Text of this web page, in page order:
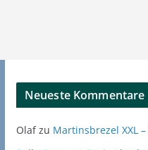
Neueste Kommentare
Olafzu Martinsbrezel XXL